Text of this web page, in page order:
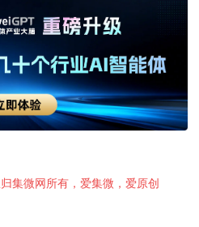
集微网所有，爱集微，爱原创